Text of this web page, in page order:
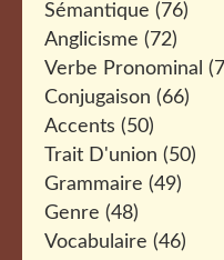
Sémantique (76)
Anglicisme (72)
Verbe Pronominal
Conjugaison (66)
Accents (50)
Trait D'union (50)
Grammaire (49)
Genre (48)
Vocabulaire (46)